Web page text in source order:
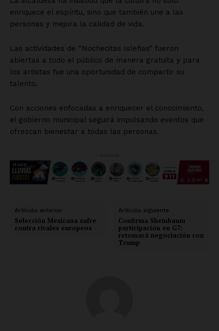
enriquece el espíritu, sino que también une a las
personas y mejora la calidad de vida.
Las actividades de “Nochecitas Isleñas” fueron
abiertas a todo el público de manera gratuita y para
los artistas fue una oportunidad de compartir su
talento.
Con acciones enfocadas a enriquecer el conocimiento,
el gobierno municipal seguirá impulsando eventos que
ofrezcan bienestar a todas las personas.
Artículo anterior
Selección Mexicana sufre
contra rivales europeos
Artículo siguiente
Confirma Sheinbaum
participación en G7;
retomará negociación con
Trump